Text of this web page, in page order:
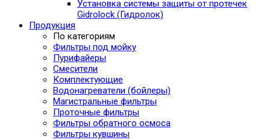
Установка системы защиты от протечек
Gidrolock (Гидролок)
Продукция
По категориям
Фильтры под мойку
Пурифайеры
Смесители
Комплектующие
Водонагреватели (бойлеры)
Магистральные фильтры
Проточные фильтры
Фильтры обратного осмоса
Фильтры кувшины